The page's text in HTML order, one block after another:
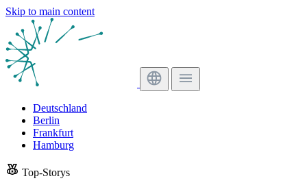
Skip to main content
Deutschland
Berlin
Frankfurt
Hamburg
Top-Storys